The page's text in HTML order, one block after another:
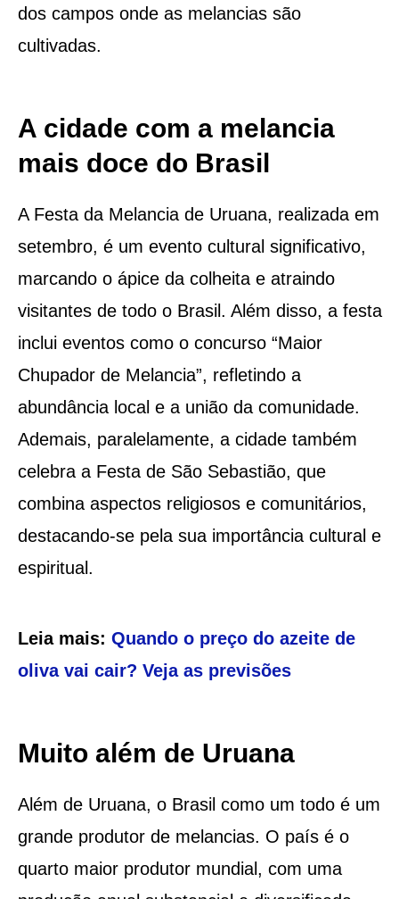
dos campos onde as melancias são
cultivadas.
A cidade com a melancia
mais doce do Brasil
A Festa da Melancia de Uruana, realizada em
setembro, é um evento cultural significativo,
marcando o ápice da colheita e atraindo
visitantes de todo o Brasil. Além disso, a festa
inclui eventos como o concurso “Maior
Chupador de Melancia”, refletindo a
abundância local e a união da comunidade.
Ademais, paralelamente, a cidade também
celebra a Festa de São Sebastião, que
combina aspectos religiosos e comunitários,
destacando-se pela sua importância cultural e
espiritual.
Leia mais: Quando o preço do azeite de
oliva vai cair? Veja as previsões
Muito além de Uruana
Além de Uruana, o Brasil como um todo é um
grande produtor de melancias. O país é o
quarto maior produtor mundial, com uma